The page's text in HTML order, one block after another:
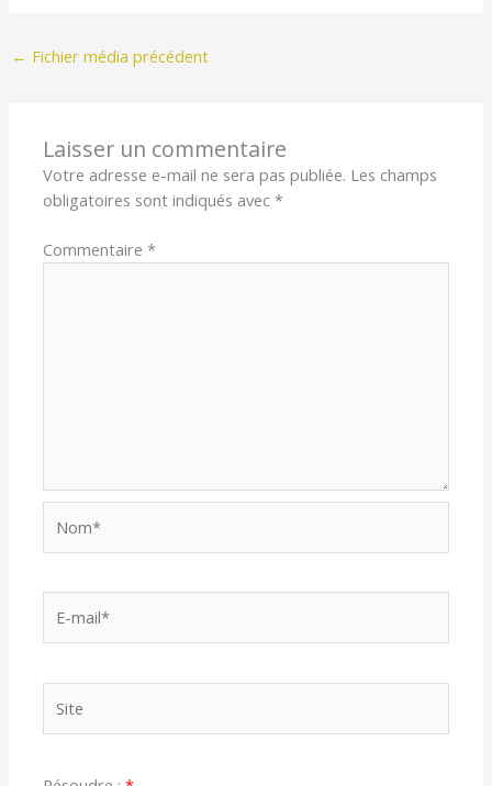
← Fichier média précédent
Laisser un commentaire
Votre adresse e-mail ne sera pas publiée. Les champs
obligatoires sont indiqués avec*
Commentaire*
mail*